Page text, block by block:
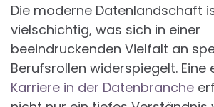
Die moderne Datenlandschaft
vielschichtig, was sich in einer
beeindruckenden Vielfalt an
Berufsrollen widerspiegelt. Eine
Karriere in der Datenbranche